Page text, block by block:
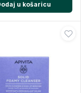
u košaricu